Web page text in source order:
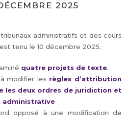
2025
administratifs et des cours
tenu le 10 décembre 2025.
quatre projets de texte.
modifier les règles d’attribution
les deux ordres de juridiction et
administrative
opposé à une modification de